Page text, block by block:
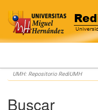
Skip
navigation
UMH: Repositorio RediUMH
Buscar